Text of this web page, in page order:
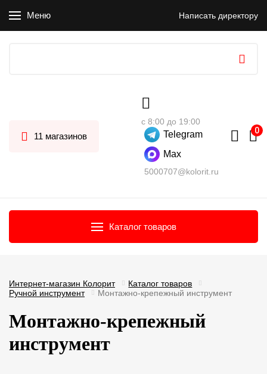
Меню Написать директору
11 магазинов
с 8:00 до 19:00
Telegram
Max
5000707@kolorit.ru
Каталог товаров
Интернет-магазин Колорит
Каталог товаров
Ручной инструмент
Монтажно-крепежный инструмент
Монтажно-крепежный
инструмент